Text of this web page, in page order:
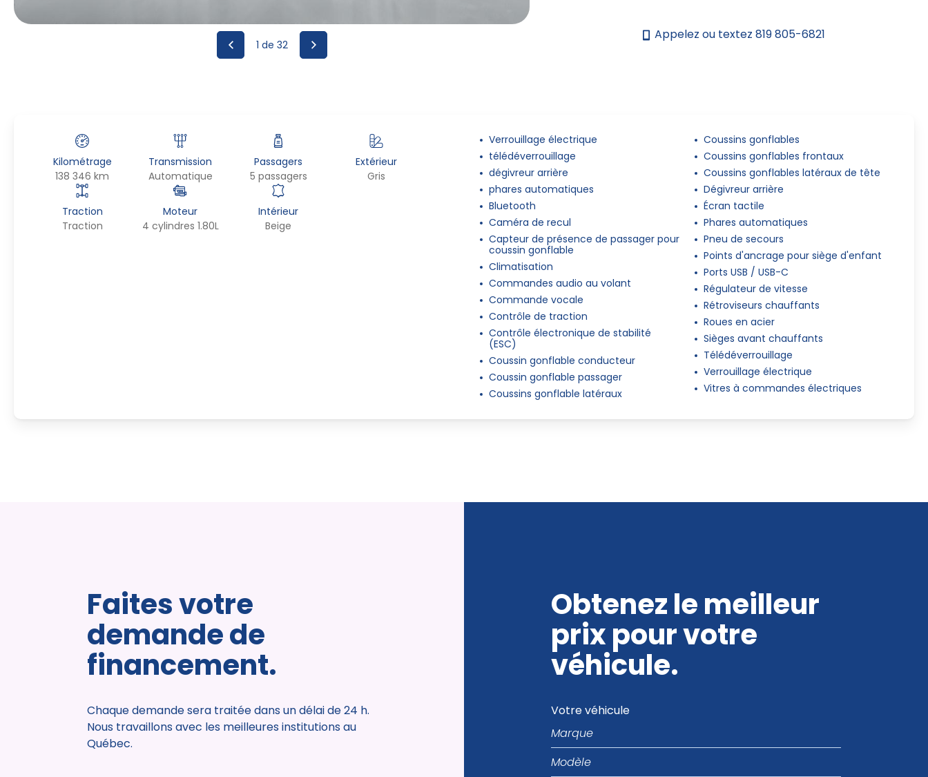
1 de 32
Appelez ou textez819 805-6821
Kilométrage
138 346 km
Transmission
Automatique
Passagers
5 passagers
Extérieur
Gris
Traction
Traction
Moteur
4 cylindres 1.80L
Intérieur
Beige
Verrouillage électrique
télédéverrouillage
dégivreur arrière
phares automatiques
Bluetooth
Caméra de recul
Capteur de présence de passager pour
coussin gonflable
Climatisation
Commandes audio au volant
Commande vocale
Contrôle de traction
Contrôle électronique de stabilité
(ESC)
Coussin gonflable conducteur
Coussin gonflable passager
Coussins gonflable latéraux
Coussins gonflables
Coussins gonflables frontaux
Coussins gonflables latéraux de tête
Dégivreur arrière
Écran tactile
Phares automatiques
Pneu de secours
Points d'ancrage pour siège d'enfant
Ports USB / USB-C
Régulateur de vitesse
Rétroviseurs chauffants
Roues en acier
Sièges avant chauffants
Télédéverrouillage
Verrouillage électrique
Vitres à commandes électriques
Faites votre
demande de
financement.
Chaque demande sera traitée dans un délai de 24 h.
Nous travaillons avec les meilleures institutions au
Québec.
Obtenez le meilleur
prix pour votre
véhicule.
Votre véhicule
Marque
Modèle